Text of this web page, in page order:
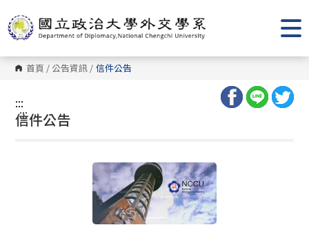
到
主
要
內
容
區 首頁 / 公告資訊 / 信件公告
:::
:::
信件公告